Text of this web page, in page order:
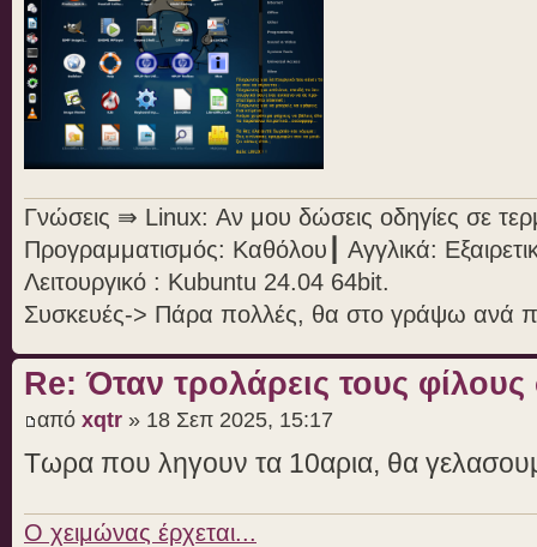
Γνώσεις ⇛ Linux: Αν μου δώσεις οδηγίες σε
Προγραμματισμός: Καθόλου┃ Αγγλικά:
Λειτουργικό : Kubuntu 24.04 64bit.
Συσκευές-> Πάρα πολλές, θα στο γράψω ανά
Re: Όταν τρολάρεις τους
από xqtr » 18 Σεπ 2025, 15:17
Τωρα που ληγουν τα 10αρια, θα
O χειμώνας έρχεται...